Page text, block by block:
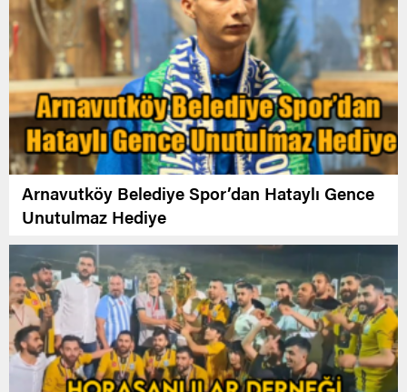
Arnavutköy Belediye Spor’dan Hataylı Gence
Unutulmaz Hediye